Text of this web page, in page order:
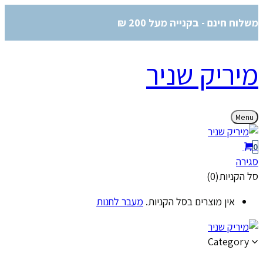
משלוח חינם - בקנייה מעל 200 ₪
מיריק שניר
Menu
0
סגירה
סל הקניות(0)
אין מוצרים בסל הקניות. מעבר לחנות
Category